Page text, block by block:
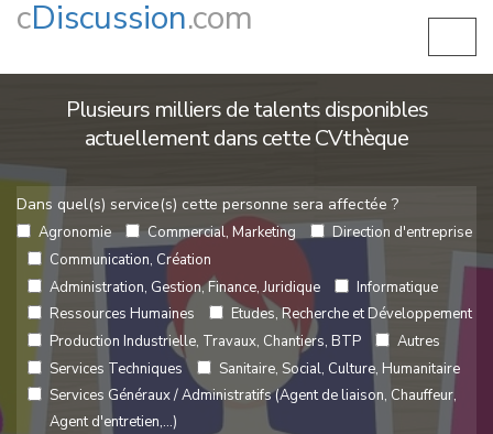
cDiscussion.com
Plusieurs milliers de talents disponibles
actuellement dans cette CVthèque
Dans quel(s) service(s) cette personne sera affectée ?
Agronomie Commercial, Marketing
Direction d'entreprise
Communication, Création
Administration, Gestion, Finance, Juridique
Informatique
Ressources Humaines
Etudes, Recherche et Développement
Production Industrielle, Travaux, Chantiers, BTP
Autres
Services Techniques
Sanitaire, Social, Culture, Humanitaire
Services Généraux / Administratifs (Agent de liaison, Chauffeur,
Agent d'entretien,...)